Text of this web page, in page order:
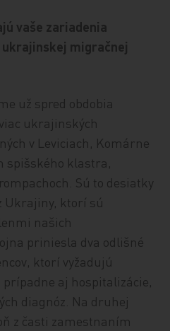
vaše zariadenia
migračnej
už spred obdobia
ukrajinských
v Leviciach, Komárne
spišského klastra,
Sú to desiatky
Ukrajiny, ktorí sú
našich
priniesla dva odlišné
ktorí vyžadujú
aj hospitalizácie,
diagnóz. Na druhej
z časti zamestnaním